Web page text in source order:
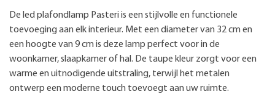
De led plafondlamp Pasteri is een stijlvolle en functionele
toevoeging aan elk interieur. Met een diameter van 32 cm en
een hoogte van 9 cm is deze lamp perfect voor in de
woonkamer, slaapkamer of hal. De taupe kleur zorgt voor een
warme en uitnodigende uitstraling, terwijl het metalen
ontwerp een moderne touch toevoegt aan uw ruimte.